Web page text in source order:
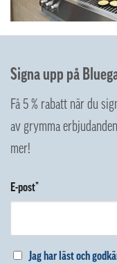
Signa upp på
Få 5 % rabatt när du
av grymma
mer!
E-post*
Jag har läst och